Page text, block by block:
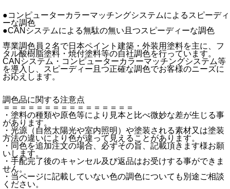
●コンピューターカラーマッチングシステムによるスピーディ
ーな調色
●CANシステムによる無駄の無い且つスピーディーな調色
専業調色員２名で日本ペイント建築・外装用塗料を主に、フ
タル酸樹脂塗料・焼付塗料等の自社調色を行っています。
CANシステム・コンピューターカラーマッチングシステム等
を導入し、スピーディー且つ正確な調色でお客様のニーズに
お応えします。
調色品に関する注意点
＝＝＝＝＝＝＝＝＝＝＝＝＝＝＝＝
・塗料の種類や原色等により見本と比べ微妙な差が生じる事
があります。
・光源（自然太陽光や室内照明）や塗装される素材又は塗装
方法の違いにより色が違って見えることがあります。
・同色を追加注文の場合、必ずその旨、記載頂きます様お願
いします。
・手配完了後のキャンセル及び返品はお受けする事ができま
せん。
・当ページに記載していない色の調色についても別途ご相談
ください。